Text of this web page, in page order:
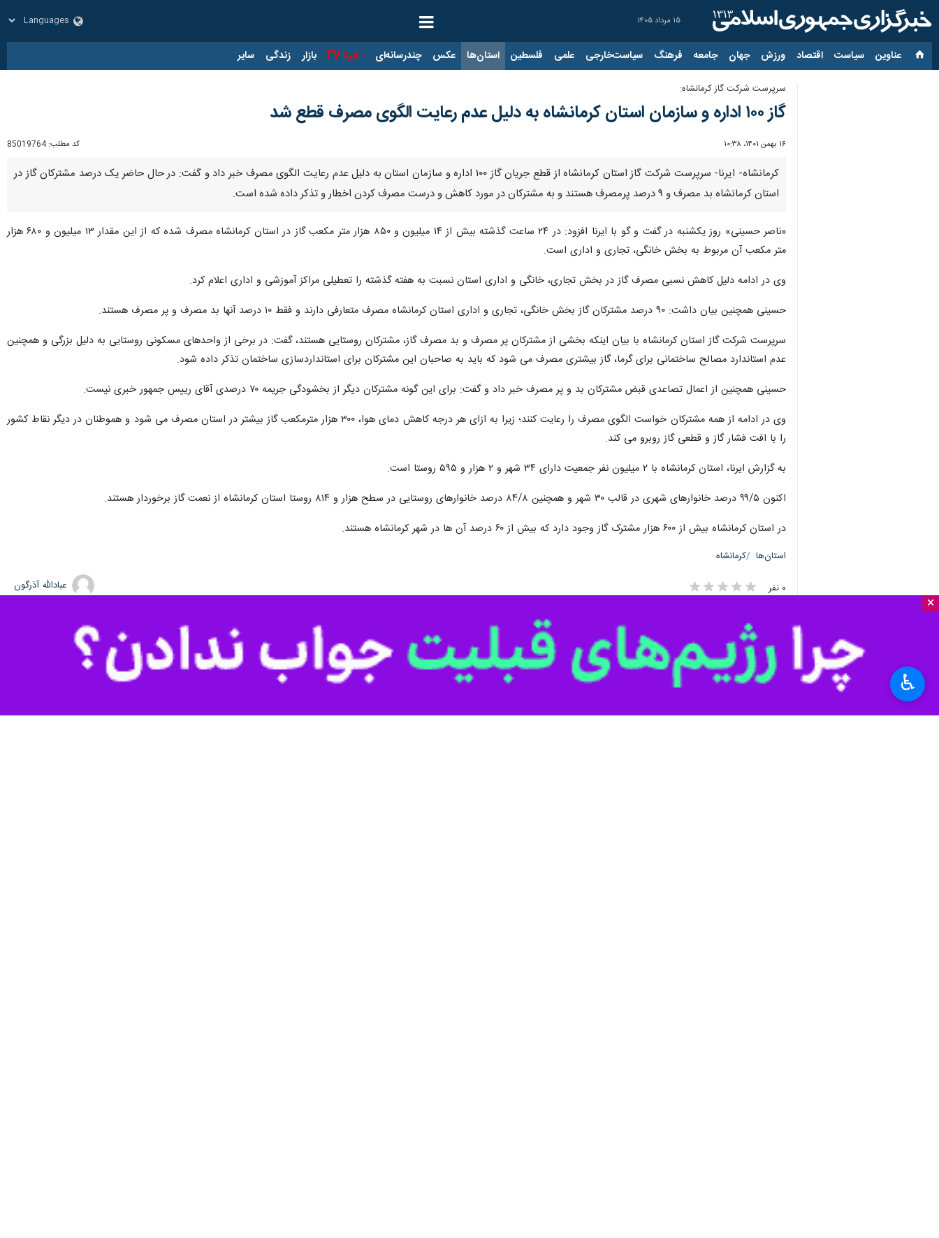
۱۵ مرداد ۱۴۰۵
عناوین‌ سیاست اقتصاد ورزش جهان جامعه فرهنگ سیاست‌خارجی علمی فلسطین استان‌ها عکس چندرسانه‌ای ایرنا TV بازار زندگی سایر
×
سرپرست شرکت گاز کرمانشاه:
گاز ۱۰۰ اداره و سازمان استان کرمانشاه به دلیل عدم رعایت الگوی مصرف قطع شد
۱۶ بهمن ۱۴۰۱، ۱۰:۳۸ کد مطلب: 85019764
کرمانشاه- ایرنا- سرپرست شرکت گاز استان کرمانشاه از قطع جریان گاز ۱۰۰ اداره و سازمان استان به دلیل عدم رعایت الگوی مصرف خبر داد و گفت: در حال حاضر یک درصد مشترکان گاز در
استان کرمانشاه بد مصرف و ۹ درصد پرمصرف هستند و به مشترکان در مورد کاهش و درست مصرف کردن اخطار و تذکر داده شده است.
«ناصر حسینی» روز یکشنبه در گفت و گو با ایرنا افزود: در ۲۴ ساعت گذشته بیش از ۱۴ میلیون و ۸۵۰ هزار متر مکعب گاز در استان کرمانشاه مصرف شده که از این مقدار ۱۳ میلیون و ۶۸۰ هزار
متر مکعب آن مربوط به بخش خانگی، تجاری و اداری است.
وی در ادامه دلیل کاهش نسبی مصرف گاز در بخش تجاری، خانگی و اداری استان نسبت به هفته گذشته را تعطیلی مراکز آموزشی و اداری اعلام کرد.
حسینی همچنین بیان داشت: ۹۰ درصد مشترکان گاز بخش خانگی، تجاری و اداری استان کرمانشاه مصرف متعارفی دارند و فقط ۱۰ درصد آنها بد مصرف و پر مصرف هستند.
سرپرست شرکت گاز استان کرمانشاه با بیان اینکه بخشی از مشترکان پر مصرف و بد مصرف گاز، مشترکان روستایی هستند، گفت: در برخی از واحدهای مسکونی روستایی به دلیل بزرگی و همچنین
عدم استاندارد مصالح ساختمانی برای گرما، گاز بیشتری مصرف می شود که باید به صاحبان این مشترکان برای استانداردسازی ساختمان تذکر داده شود.
حسینی همچنین از اعمال تصاعدی قبض مشترکان بد و پر مصرف خبر داد و گفت: برای این گونه مشترکان دیگر از بخشودگی جریمه ۷۰ درصدی آقای رییس جمهور خبری نیست.
وی در ادامه از همه مشترکان خواست الگوی مصرف را رعایت کنند؛ زیرا به ازای هر درجه کاهش دمای هوا، ۳۰۰ هزار مترمکعب گاز بیشتر در استان مصرف می شود و هموطنان در دیگر نقاط کشور
را با افت فشار گاز و قطعی گاز روبرو می کند.
به گزارش ایرنا، استان کرمانشاه با ۲ میلیون نفر جمعیت دارای ۳۴ شهر و ۲ هزار و ۵۹۵ روستا است.
اکنون ۹۹/۵ درصد خانوارهای شهری در قالب ۳۰ شهر و همچنین ۸۴/۸ درصد خانوارهای روستایی در سطح هزار و ۸۱۴ روستا استان کرمانشاه از نعمت گاز برخوردار هستند.
در استان کرمانشاه بیش از ۶۰۰ هزار مشترک گاز وجود دارد که بیش از ۶۰ درصد آن ها در شهر کرمانشاه هستند.
استان‌ها کرمانشاه
۰ نفر عبادالله آذرگون
مصرف غیر مجاز
شرکت گاز استان کرمانشاه
بهینه سازی مصرف انرژی
♿︎